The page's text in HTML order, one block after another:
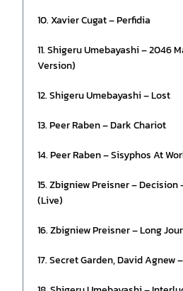
10. Xavier Cugat – Perfidia
11. Shigeru Umebayashi – 2046
Version)
12. Shigeru Umebayashi – Lost
13. Peer Raben – Dark Chariot
14. Peer Raben – Sisyphos At
15. Zbigniew Preisner – Decision
(Live)
16. Zbigniew Preisner – Long
17. Secret Garden, David Agnew